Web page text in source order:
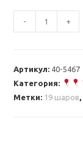
Количество
товара
хромированных
шаров
- +
Артикул: 40-5467
Категория:
Метки: 19 шаров,